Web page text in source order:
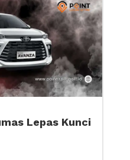
Lepas Kunci